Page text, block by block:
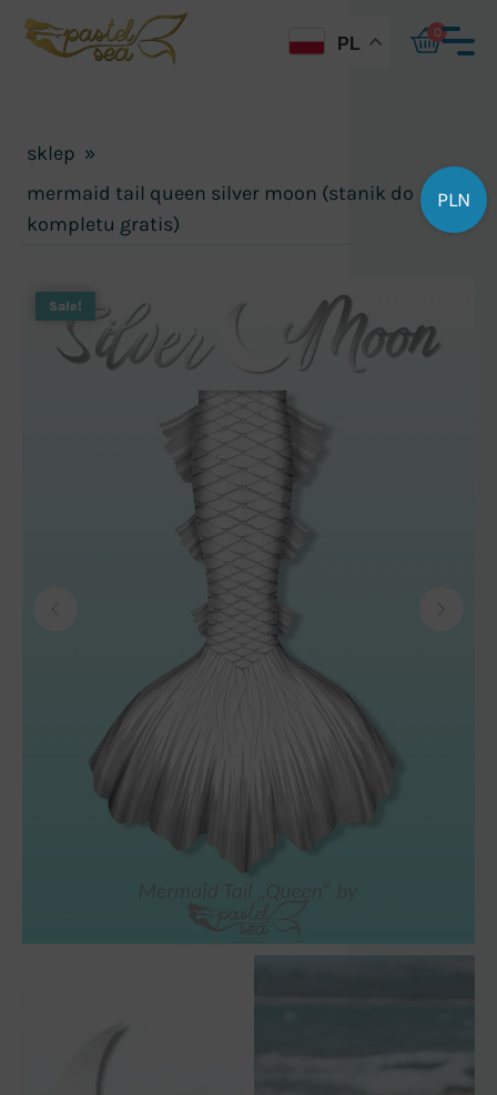
PL
0
sklep »
mermaid tail queen silver moon (stanik do
kompletu gratis)
Sale!
PLN